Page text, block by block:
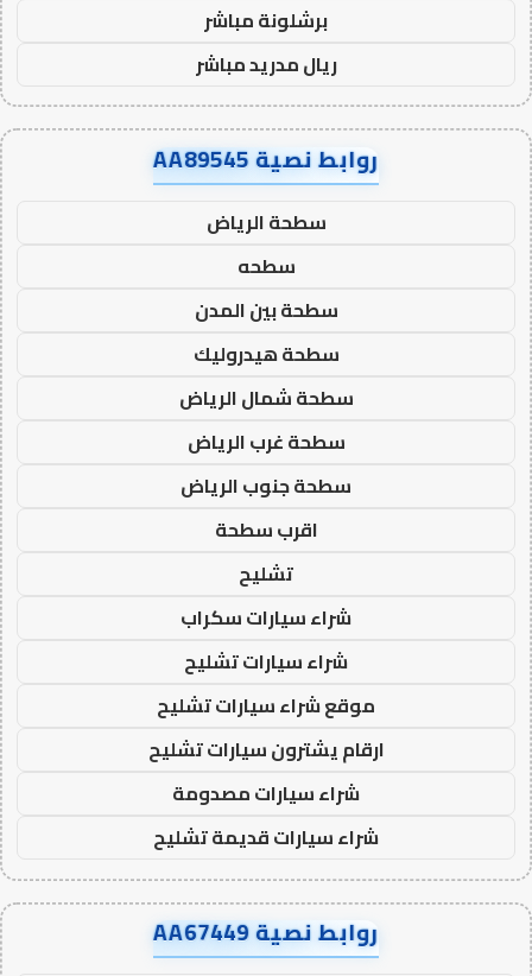
برشلونة مباشر
ريال مدريد مباشر
روابط نصية AA89545
سطحة الرياض
سطحه
سطحة بين المدن
سطحة هيدروليك
سطحة شمال الرياض
سطحة غرب الرياض
سطحة جنوب الرياض
اقرب سطحة
تشليح
شراء سيارات سكراب
شراء سيارات تشليح
موقع شراء سيارات تشليح
ارقام يشترون سيارات تشليح
شراء سيارات مصدومة
شراء سيارات قديمة تشليح
روابط نصية AA67449